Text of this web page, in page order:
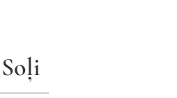
Soļi